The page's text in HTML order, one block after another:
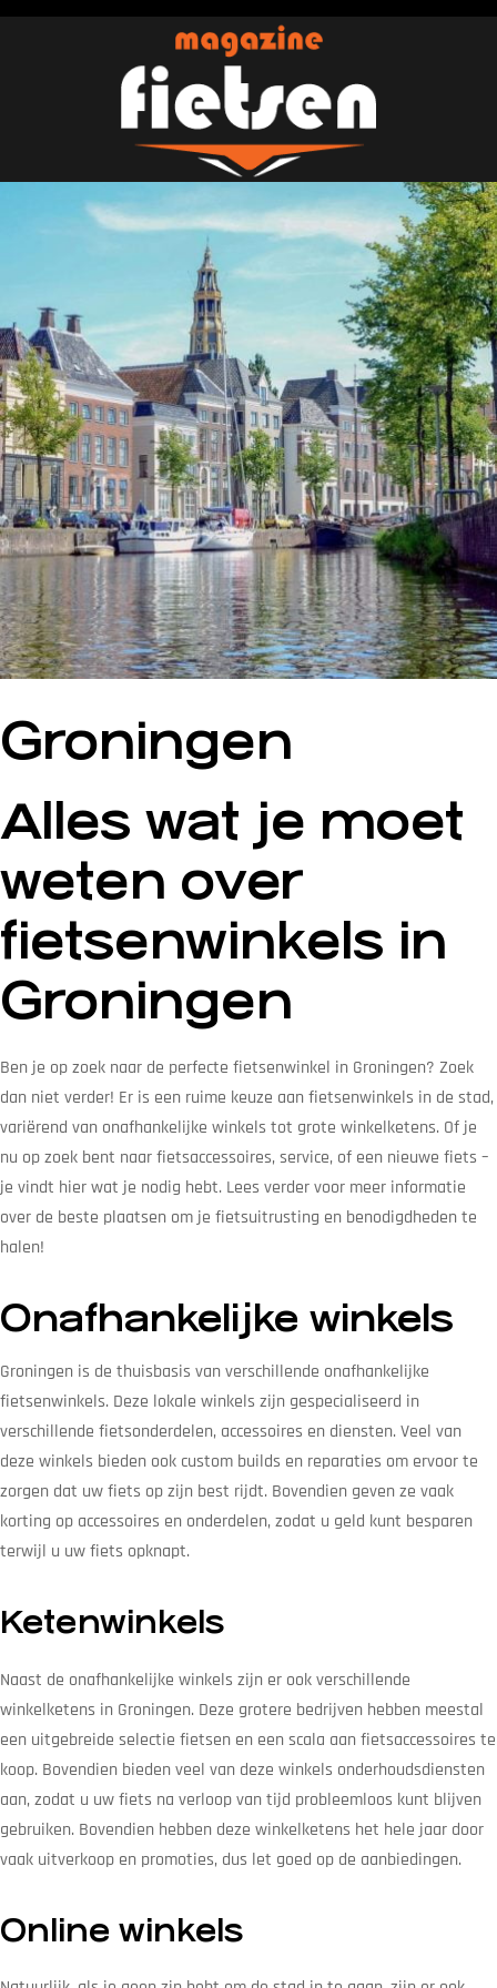
Groningen
Alles wat je moet
weten over
fietsenwinkels in
Groningen
Ben je op zoek naar de perfecte fietsenwinkel in Groningen? Zoek
dan niet verder! Er is een ruime keuze aan fietsenwinkels in de stad,
variërend van onafhankelijke winkels tot grote winkelketens. Of je
nu op zoek bent naar fietsaccessoires, service, of een nieuwe fiets –
je vindt hier wat je nodig hebt. Lees verder voor meer informatie
over de beste plaatsen om je fietsuitrusting en benodigdheden te
halen!
Onafhankelijke winkels
Groningen is de thuisbasis van verschillende onafhankelijke
fietsenwinkels. Deze lokale winkels zijn gespecialiseerd in
verschillende fietsonderdelen, accessoires en diensten. Veel van
deze winkels bieden ook custom builds en reparaties om ervoor te
zorgen dat uw fiets op zijn best rijdt. Bovendien geven ze vaak
korting op accessoires en onderdelen, zodat u geld kunt besparen
terwijl u uw fiets opknapt.
Ketenwinkels
Naast de onafhankelijke winkels zijn er ook verschillende
winkelketens in Groningen. Deze grotere bedrijven hebben meestal
een uitgebreide selectie fietsen en een scala aan fietsaccessoires te
koop. Bovendien bieden veel van deze winkels onderhoudsdiensten
aan, zodat u uw fiets na verloop van tijd probleemloos kunt blijven
gebruiken. Bovendien hebben deze winkelketens het hele jaar door
vaak uitverkoop en promoties, dus let goed op de aanbiedingen.
Online winkels